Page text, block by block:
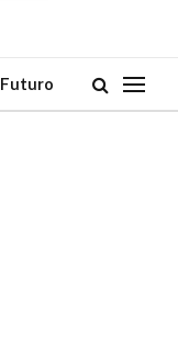
Futuro